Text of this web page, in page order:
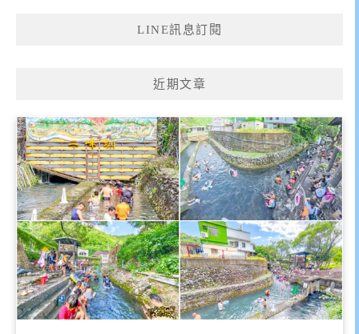
LINE訊息訂閱
近期文章